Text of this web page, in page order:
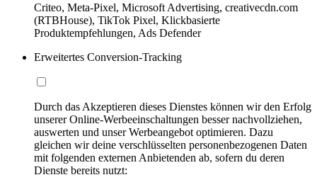
Criteo, Meta-Pixel, Microsoft Advertising, creativecdn.com
(RTBHouse), TikTok Pixel, Klickbasierte
Produktempfehlungen, Ads Defender
Erweitertes Conversion-Tracking
Durch das Akzeptieren dieses Dienstes können wir den Erfolg
unserer Online-Werbeeinschaltungen besser nachvollziehen,
auswerten und unser Werbeangebot optimieren. Dazu
gleichen wir deine verschlüsselten personenbezogenen Daten
mit folgenden externen Anbietenden ab, sofern du deren
Dienste bereits nutzt: